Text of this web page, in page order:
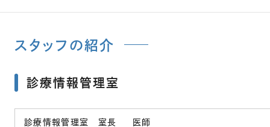
スタッフの紹介
診療情報管理室
診療情報管理室 室長 医師